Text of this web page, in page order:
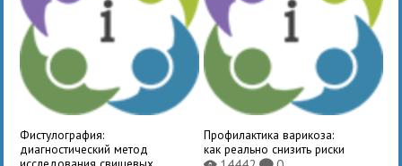
Фистулография:
диагностический метод
Профилактика варикоза:
как реально снизить риски